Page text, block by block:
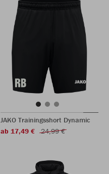
JAKO Trainingsshort Dynamic
ab 17,49 €
24,99 €